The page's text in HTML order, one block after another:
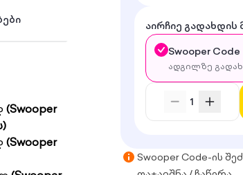
(Swooper
)
(Swooper
აირჩიე
Swooper Code
ადგილზე
1
Swooper Code-ის